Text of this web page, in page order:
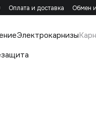
Оплата и доставка Обмен
Электрокарнизы